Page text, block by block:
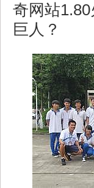
奇网站
巨人？